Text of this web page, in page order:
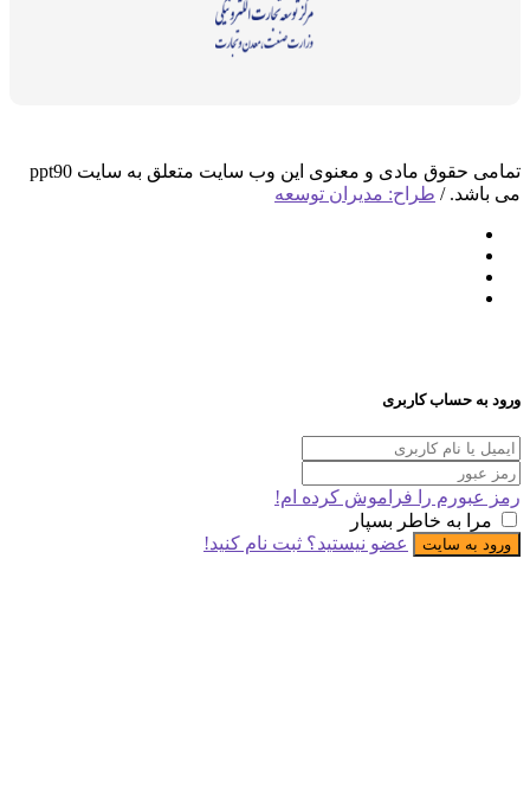
تمامی حقوق مادی و معنوی این وب سایت متعلق به سایت ppt90
/ طراح: مدیران توسعه
حساب کاربری
را فراموش کرده ام!
به خاطر بسپار
سایت عضو نیستید؟ ثبت نام کنید!